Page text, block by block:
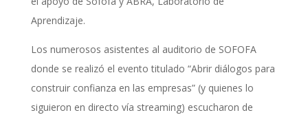
Aprendizaje.
Los numerosos asistentes al auditorio de SOFOFA
donde se realizó el evento titulado “Abrir diálogos para
construir confianza en las empresas” (y quienes lo
siguieron en directo vía streaming) escucharon de